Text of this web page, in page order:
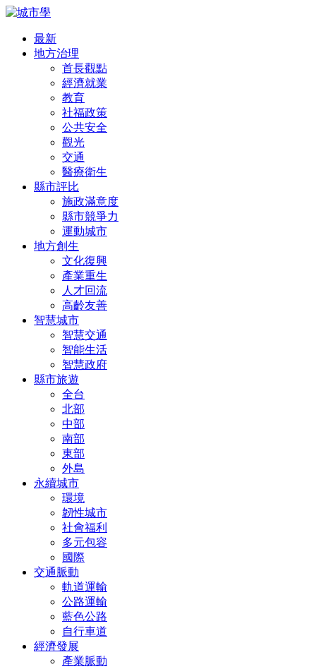
最新
地方治理
首長觀點
經濟就業
教育
社福政策
公共安全
觀光
交通
醫療衛生
縣市評比
施政滿意度
縣市競爭力
運動城市
地方創生
文化復興
產業重生
人才回流
高齡友善
智慧城市
智慧交通
智能生活
智慧政府
縣市旅遊
全台
北部
中部
南部
東部
外島
永續城市
環境
韌性城市
社會福利
多元包容
國際
交通脈動
軌道運輸
公路運輸
藍色公路
自行車道
經濟發展
產業脈動